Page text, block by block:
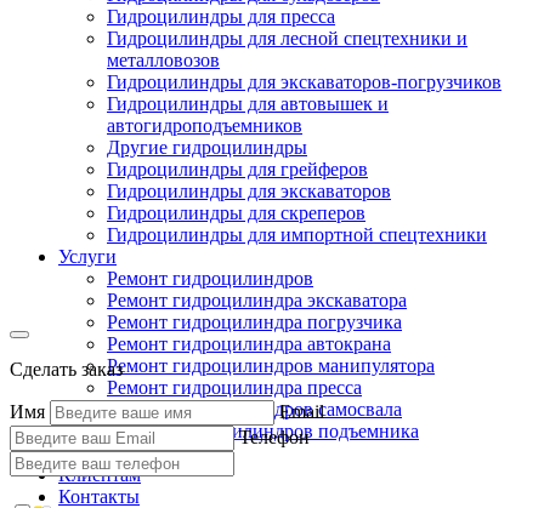
Гидроцилиндры для пресса
Гидроцилиндры для лесной спецтехники и
металловозов
Гидроцилиндры для экскаваторов-погрузчиков
Гидроцилиндры для автовышек и
автогидроподъемников
Другие гидроцилиндры
Гидроцилиндры для грейферов
Гидроцилиндры для экскаваторов
Гидроцилиндры для скреперов
Гидроцилиндры для импортной спецтехники
Услуги
Ремонт гидроцилиндров
Ремонт гидроцилиндра экскаватора
Ремонт гидроцилиндра погрузчика
Ремонт гидроцилиндра автокрана
Ремонт гидроцилиндров манипулятора
Ремонт гидроцилиндра пресса
Ремонт гидроцилиндров самосвала
Ремонт гидроцилиндров подъемника
Производство
Клиентам
Контакты
Сделать заказ
Имя
Email
Телефон